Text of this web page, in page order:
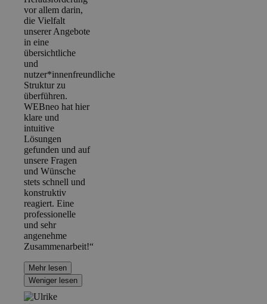
vor allem darin,
die Vielfalt
unserer Angebote
in eine
übersichtliche
und
nutzer*innenfreundliche
Struktur zu
überführen.
WEBneo hat hier
klare und
intuitive
Lösungen
gefunden und auf
unsere Fragen
und Wünsche
stets schnell und
konstruktiv
reagiert. Eine
professionelle
und sehr
angenehme
Zusammenarbeit!“
Mehr lesen
Weniger lesen